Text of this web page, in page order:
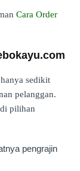
Cara Order
sedikit
pelanggan.
pilihan
pengrajin